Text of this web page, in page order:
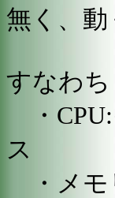
無く、動
すなわ
・
ス
・メモ